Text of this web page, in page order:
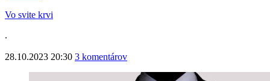
Vo svite krvi
.
28.10.2023 20:30 3 komentárov